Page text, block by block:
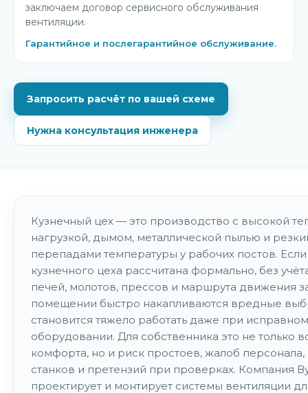
заключаем договор сервисного обслуживания
вентиляции.
Гарантийное и послегарантийное обслуживание.
Запросить расчёт по вашей схеме
Нужна консультация инженера
Кузнечный цех — это производство с высокой
нагрузкой, дымом, металлической пылью и
перепадами температуры у рабочих постов.
кузнечного цеха рассчитана формально, без
печей, молотов, прессов и маршрута движения
помещении быстро накапливаются вредные
становится тяжело работать даже при исправном
оборудовании. Для собственника это не только
комфорта, но и риск простоев, жалоб
станков и претензий при проверках. Компания
проектирует и монтирует системы вентиляции